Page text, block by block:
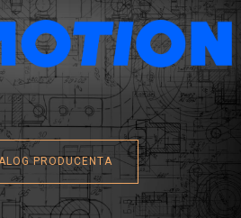
PRODUCENTA